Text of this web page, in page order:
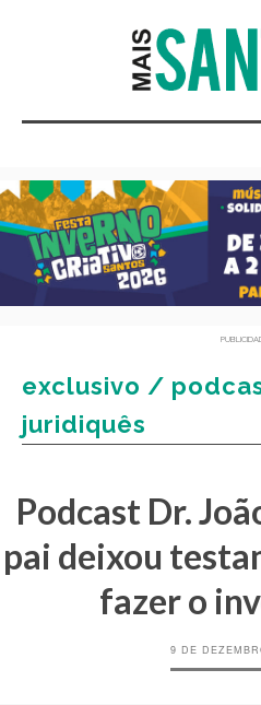
exclusivo /
juridiquês
Podcast Dr.
pai deixou
fazer o
9 DE